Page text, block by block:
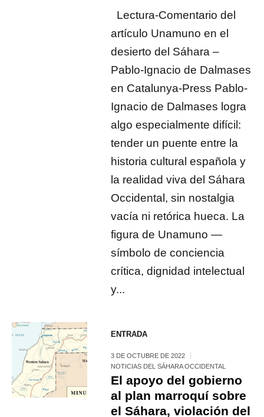
Lectura-Comentario del
artículo Unamuno en el
desierto del Sáhara –
Pablo-Ignacio de Dalmases
en Catalunya-Press Pablo-
Ignacio de Dalmases logra
algo especialmente difícil:
tender un puente entre la
historia cultural española y
la realidad viva del Sáhara
Occidental, sin nostalgia
vacía ni retórica hueca. La
figura de Unamuno —
símbolo de conciencia
crítica, dignidad intelectual
y...
ENTRADA
3 DE OCTUBRE DE 2022
NOTICIAS DEL SÁHARA OCCIDENTAL
El apoyo del gobierno
al plan marroquí sobre
el Sáhara, violación del